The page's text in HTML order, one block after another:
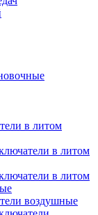
в литом
в литом
в литом
воздушные